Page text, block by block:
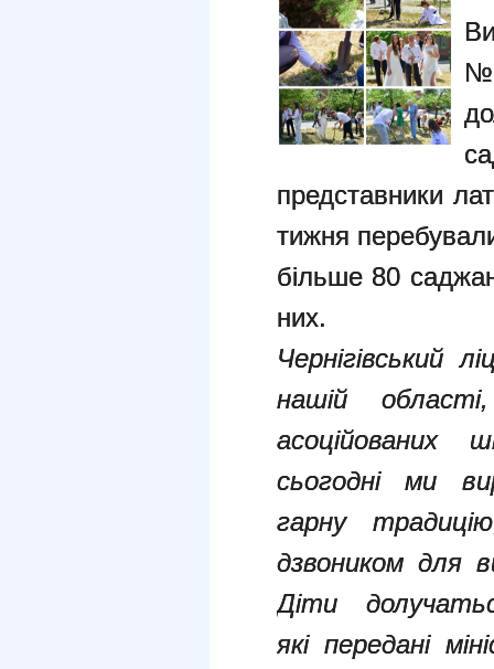
представники
тижня
більше 80
них.
Чернігівський
нашій
сьогодні ми
гарну
дзвоником для
Діти
які передані